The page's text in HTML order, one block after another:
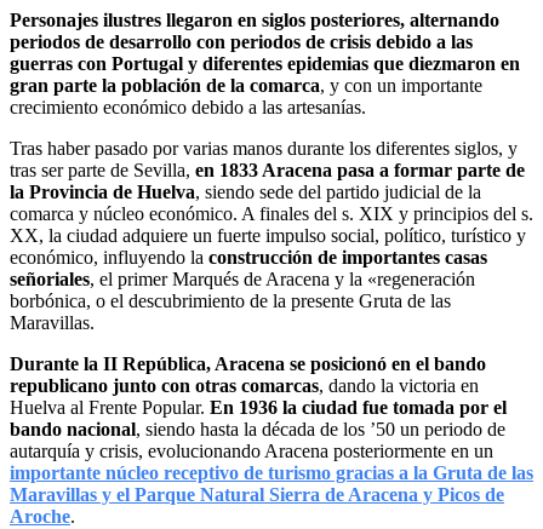
Personajes ilustres llegaron en siglos posteriores, alternando
periodos de desarrollo con periodos de crisis debido a las
guerras con Portugal y diferentes epidemias que diezmaron en
gran parte la población de la comarca, y con un importante
crecimiento económico debido a las artesanías.
Tras haber pasado por varias manos durante los diferentes siglos, y
tras ser parte de Sevilla, en 1833 Aracena pasa a formar parte de
la Provincia de Huelva, siendo sede del partido judicial de la
comarca y núcleo económico. A finales del s. XIX y principios del s.
XX, la ciudad adquiere un fuerte impulso social, político, turístico y
económico, influyendo la construcción de importantes casas
señoriales, el primer Marqués de Aracena y la «regeneración
borbónica, o el descubrimiento de la presente Gruta de las
Maravillas.
Durante la II República, Aracena se posicionó en el bando
republicano junto con otras comarcas, dando la victoria en
Huelva al Frente Popular. En 1936 la ciudad fue tomada por el
bando nacional, siendo hasta la década de los ’50 un periodo de
autarquía y crisis, evolucionando Aracena posteriormente en un
importante núcleo receptivo de turismo gracias a la Gruta de las
Maravillas y el Parque Natural Sierra de Aracena y Picos de
Aroche.